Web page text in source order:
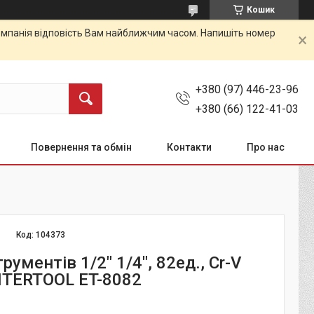
Кошик
відповість Вам найближчим часом. Напишіть номер
+380 (97) 446-23-96
+380 (66) 122-41-03
Повернення та обмін Контакти Про нас
Код:104373
1/2" 1/4", 82ед., Cr-V
ET-8082